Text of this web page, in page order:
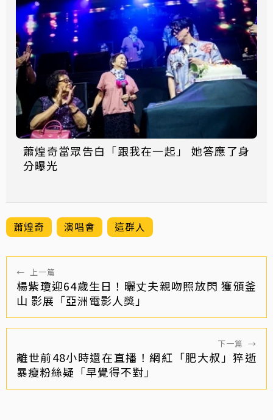
蕭煌奇當眾告白「跟我在一起」 她答應了身
分曝光
蕭煌奇 演唱會 這群人
← 上一篇
楊紫瓊迎64歲生日！曬丈夫親吻照放閃 獲頒釜
山 影展「亞洲電影人獎」
下一篇 →
離世前48小時還在直播！網紅「肥大叔」猝逝
暴瘦粉絲疑「早覺得不對」